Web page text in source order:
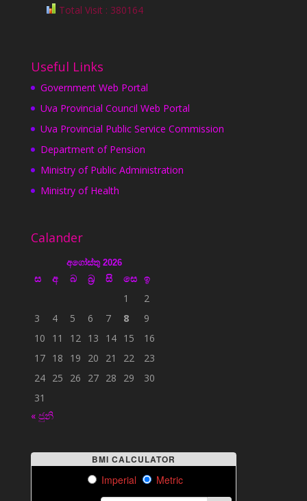
Total Visit : 380164
Useful Links
Government Web Portal
Uva Provincial Council Web Portal
Uva Provincial Public Service Commission
Department of Pension
Ministry of Public Administration
Ministry of Health
Calander
අගෝස්තු 2026
ස අ බ බ්‍ර සි සෙ ඉ
1
2
3
4 5 6 7 8
9
10
11 12 13 14 15
16
17 18 19 20 21 22
23
24 25 26 27 28 29
30
31
« ජුනි
BMI CALCULATOR
Imperial Metric